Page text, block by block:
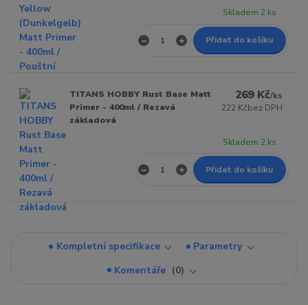
Skladem 2 ks
Přidat do košíku
TITANS HOBBY Rust Base Matt
Primer - 400ml / Rezavá
základová
269 Kč/ks
222 Kčbez DPH
Skladem 2 ks
Přidat do košíku
Kompletní specifikace
Parametry
Komentáře
0